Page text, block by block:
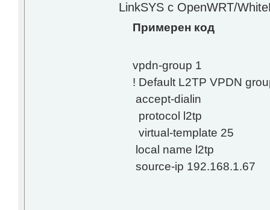
LinkSYS с OpenWRT/
Примерен код
vpdn-group 1
! Default L2TP VPDN
accept-dialin
protocol l2tp
virtual-template 25
local name l2tp
source-ip 192.168.1.67